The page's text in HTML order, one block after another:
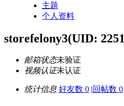
主题
个人资料
storefelony3(UID:
邮箱状态未验证
视频认证未认证
统计信息 好友数 0 |回帖数 0